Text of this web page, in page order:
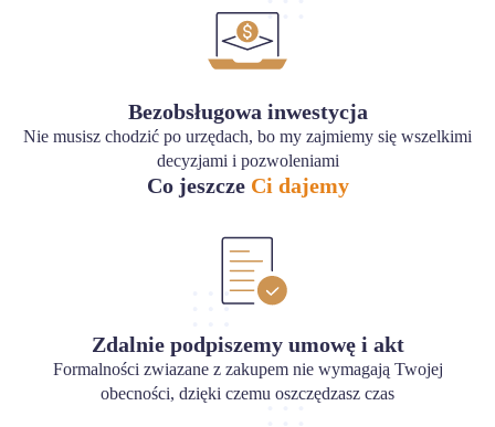
Bezobsługowa inwestycja
Nie musisz chodzić po urzędach, bo my zajmiemy się wszelkimi
decyzjami i pozwoleniami
Co jeszcze Ci dajemy
Zdalnie podpiszemy umowę i akt
Formalności zwiazane z zakupem nie wymagają Twojej
obecności, dzięki czemu oszczędzasz czas